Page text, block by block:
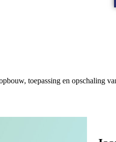
toepassing en opschaling